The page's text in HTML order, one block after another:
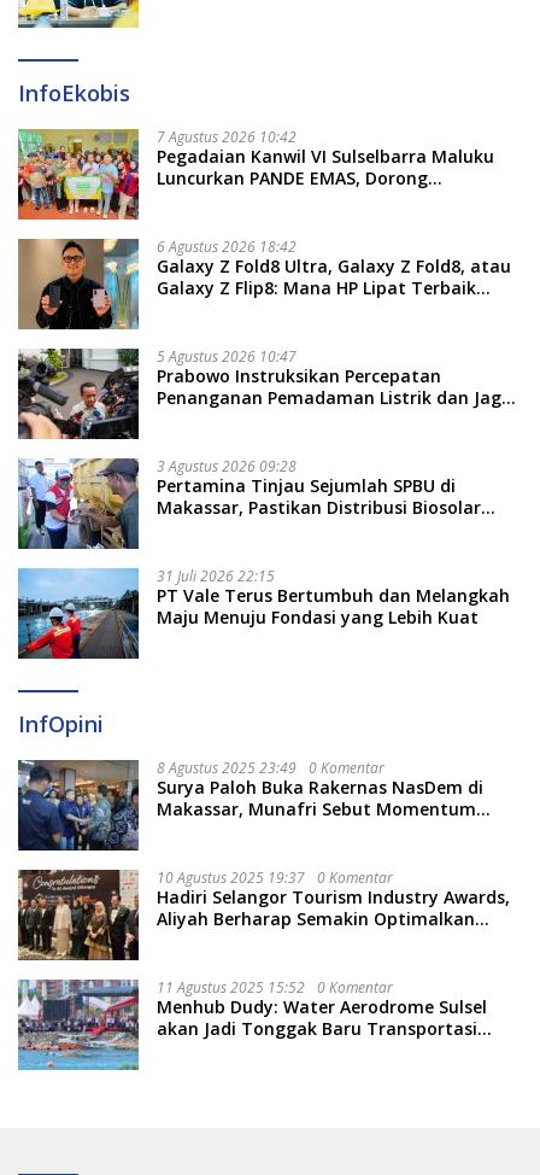
InfoEkobis
7 Agustus 2026 10:42
Pegadaian Kanwil VI Sulselbarra Maluku
Luncurkan PANDE EMAS, Dorong
6 Agustus 2026 18:42
Galaxy Z Fold8 Ultra, Galaxy Z Fold8, atau
Galaxy Z Flip8: Mana HP Lipat Terbaik
5 Agustus 2026 10:47
Prabowo Instruksikan Percepatan
Penanganan Pemadaman Listrik dan Jaga
3 Agustus 2026 09:28
Pertamina Tinjau Sejumlah SPBU di
Makassar, Pastikan Distribusi Biosolar
31 Juli 2026 22:15
PT Vale Terus Bertumbuh dan Melangkah
Maju Menuju Fondasi yang Lebih Kuat
InfOpini
8 Agustus 2025 23:49 0 Komentar
Surya Paloh Buka Rakernas NasDem di
Makassar, Munafri Sebut Momentum
10 Agustus 2025 19:37 0 Komentar
Hadiri Selangor Tourism Industry Awards,
Aliyah Berharap Semakin Optimalkan
11 Agustus 2025 15:52 0 Komentar
Menhub Dudy: Water Aerodrome Sulsel
akan Jadi Tonggak Baru Transportasi